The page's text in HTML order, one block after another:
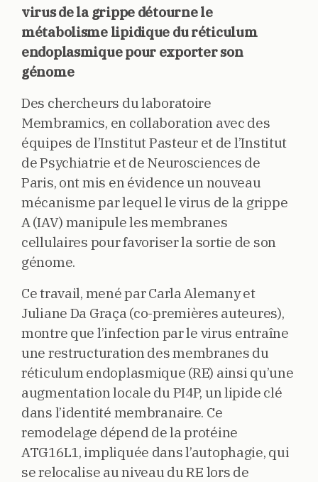
virus de la grippe détourne le
métabolisme lipidique du réticulum
endoplasmique pour exporter son
génome
Des chercheurs du laboratoire
Membramics, en collaboration avec des
équipes de l’Institut Pasteur et de l’Institut
de Psychiatrie et de Neurosciences de
Paris, ont mis en évidence un nouveau
mécanisme par lequel le virus de la grippe
A (IAV) manipule les membranes
cellulaires pour favoriser la sortie de son
génome.
Ce travail, mené par Carla Alemany et
Juliane Da Graça (co-premières auteures),
montre que l’infection par le virus entraîne
une restructuration des membranes du
réticulum endoplasmique (RE) ainsi qu’une
augmentation locale du PI4P, un lipide clé
dans l’identité membranaire. Ce
remodelage dépend de la protéine
ATG16L1, impliquée dans l’autophagie, qui
se relocalise au niveau du RE lors de